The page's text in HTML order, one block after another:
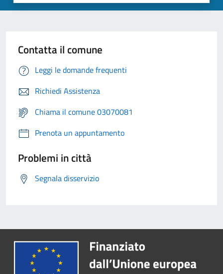
Contatta il comune
Leggi le domande frequenti
Richiedi Assistenza
Chiama il comune 03070081
Prenota un appuntamento
Problemi in città
Segnala disservizio